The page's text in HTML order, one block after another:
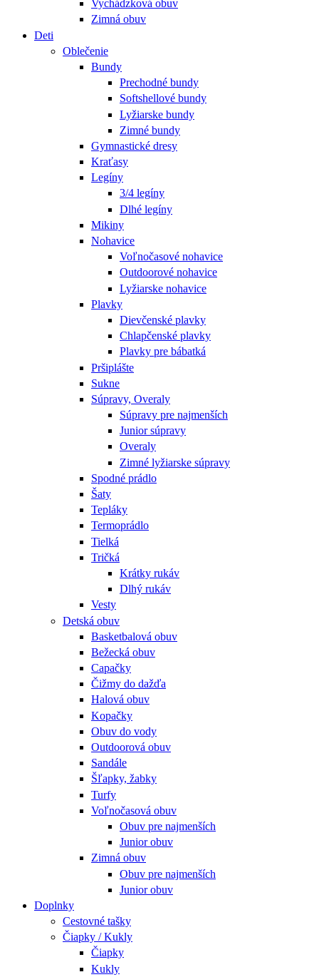
Vychádzková obuv
Zimná obuv
Deti
Oblečenie
Bundy
Prechodné bundy
Softshellové bundy
Lyžiarske bundy
Zimné bundy
Gymnastické dresy
Kraťasy
Legíny
3/4 legíny
Dlhé legíny
Mikiny
Nohavice
Voľnočasové nohavice
Outdoorové nohavice
Lyžiarske nohavice
Plavky
Dievčenské plavky
Chlapčenské plavky
Plavky pre bábatká
Pršiplášte
Sukne
Súpravy, Overaly
Súpravy pre najmenších
Junior súpravy
Overaly
Zimné lyžiarske súpravy
Spodné prádlo
Šaty
Tepláky
Termoprádlo
Tielká
Tričká
Krátky rukáv
Dlhý rukáv
Vesty
Detská obuv
Basketbalová obuv
Bežecká obuv
Capačky
Čižmy do dažďa
Halová obuv
Kopačky
Obuv do vody
Outdoorová obuv
Sandále
Šľapky, žabky
Turfy
Voľnočasová obuv
Obuv pre najmenších
Junior obuv
Zimná obuv
Obuv pre najmenších
Junior obuv
Doplnky
Cestovné tašky
Čiapky / Kukly
Čiapky
Kukly